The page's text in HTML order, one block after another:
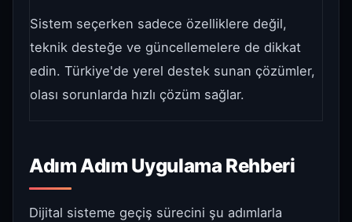
Sistem seçerken sadece özelliklere değil,
teknik desteğe ve güncellemelere de dikkat
edin. Türkiye'de yerel destek sunan çözümler,
olası sorunlarda hızlı çözüm sağlar.
Adım Adım Uygulama Rehberi
Dijital sisteme geçiş sürecini şu adımlarla